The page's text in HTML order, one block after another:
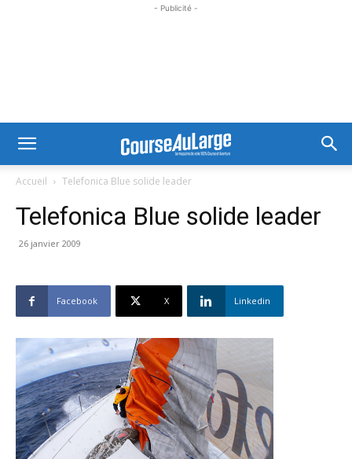
- Publicité -
Accueil Telefonica Blue solide leader
Telefonica Blue solide leader
26 janvier 2009
Facebook X Linkedin